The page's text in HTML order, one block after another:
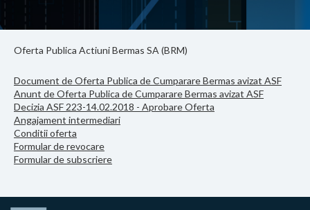
Oferta Publica Actiuni Bermas SA (BRM)
Document de Oferta Publica de Cumparare Bermas avizat ASF
Anunt de Oferta Publica de Cumparare Bermas avizat ASF
Decizia ASF 223-14.02.2018 - Aprobare Oferta
Angajament intermediari
Conditii oferta
Formular de revocare
Formular de subscriere